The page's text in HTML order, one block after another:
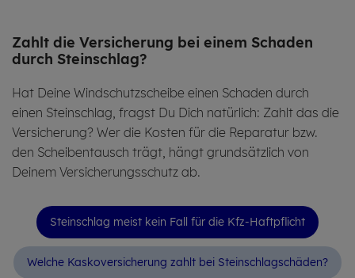
Zahlt die Ver­si­che­rung bei einem Scha­den
durch Stein­schlag?
Hat Deine Windschutzscheibe einen Schaden durch
einen Steinschlag, fragst Du Dich natürlich: Zahlt das die
Versicherung? Wer die Kosten für die Reparatur bzw.
den Scheibentausch trägt, hängt grundsätzlich von
Deinem Versicherungsschutz ab.
Stein­schlag meist kein Fall für die Kfz-Haft­pflicht
Wel­che Kasko­ver­si­che­rung zahlt bei Stein­schlag­schäden?